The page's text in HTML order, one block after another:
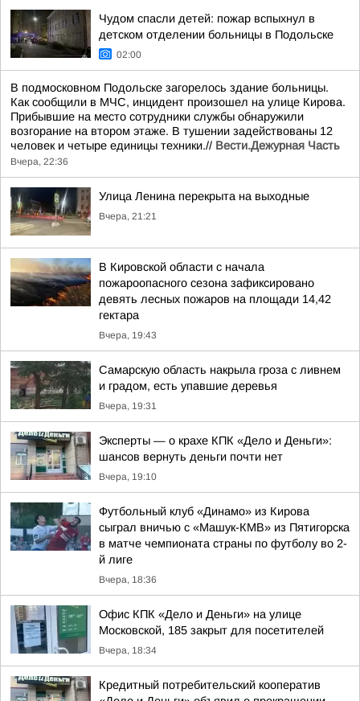
Чудом спасли детей: пожар вспыхнул в
детском отделении больницы в Подольске
02:00
В подмосковном Подольске загорелось здание больницы.
Как сообщили в МЧС, инцидент произошел на улице Кирова.
Прибывшие на место сотрудники службы обнаружили
возгорание на втором этаже. В тушении задействованы 12
человек и четыре единицы техники.// Вести.Дежурная Часть
Вчера, 22:36
Улица Ленина перекрыта на выходные
Вчера, 21:21
В Кировской области с начала
пожароопасного сезона зафиксировано
девять лесных пожаров на площади 14,42
гектара
Вчера, 19:43
Самарскую область накрыла гроза с ливнем
и градом, есть упавшие деревья
Вчера, 19:31
Эксперты — о крахе КПК «Дело и Деньги»:
шансов вернуть деньги почти нет
Вчера, 19:10
Футбольный клуб «Динамо» из Кирова
сыграл вничью с «Машук-КМВ» из Пятигорска
в матче чемпионата страны по футболу во 2-
й лиге
Вчера, 18:36
Офис КПК «Дело и Деньги» на улице
Московской, 185 закрыт для посетителей
Вчера, 18:34
Кредитный потребительский кооператив